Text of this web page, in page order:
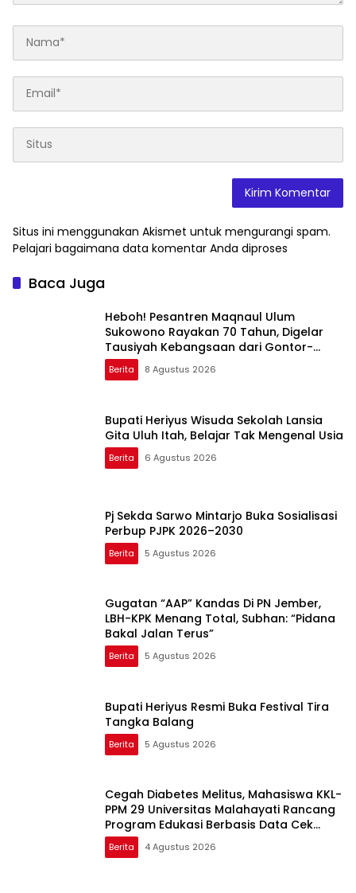
Situs ini menggunakan Akismet untuk mengurangi spam.
Pelajari bagaimana data komentar Anda diproses
Baca Juga
Heboh! Pesantren Maqnaul Ulum
Sukowono Rayakan 70 Tahun, Digelar
Tausiyah Kebangsaan dari Gontor-
Lirboyo
Berita 8 Agustus 2026
Bupati Heriyus Wisuda Sekolah Lansia
Gita Uluh Itah, Belajar Tak Mengenal Usia
Berita 6 Agustus 2026
Pj Sekda Sarwo Mintarjo Buka Sosialisasi
Perbup PJPK 2026–2030
Berita 5 Agustus 2026
Gugatan “AAP” Kandas Di PN Jember,
LBH-KPK Menang Total, Subhan: “Pidana
Bakal Jalan Terus”
Berita 5 Agustus 2026
Bupati Heriyus Resmi Buka Festival Tira
Tangka Balang
Berita 5 Agustus 2026
Cegah Diabetes Melitus, Mahasiswa KKL-
PPM 29 Universitas Malahayati Rancang
Program Edukasi Berbasis Data Cek
Kesehatan Gratis di RW 06 Kelurahan
Banjarsari
Berita 4 Agustus 2026